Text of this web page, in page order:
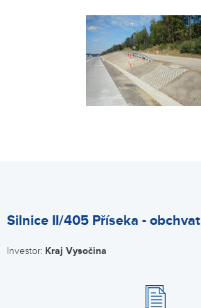
Silnice II/405 Příseka - obchvat
Investor: Kraj Vysočina